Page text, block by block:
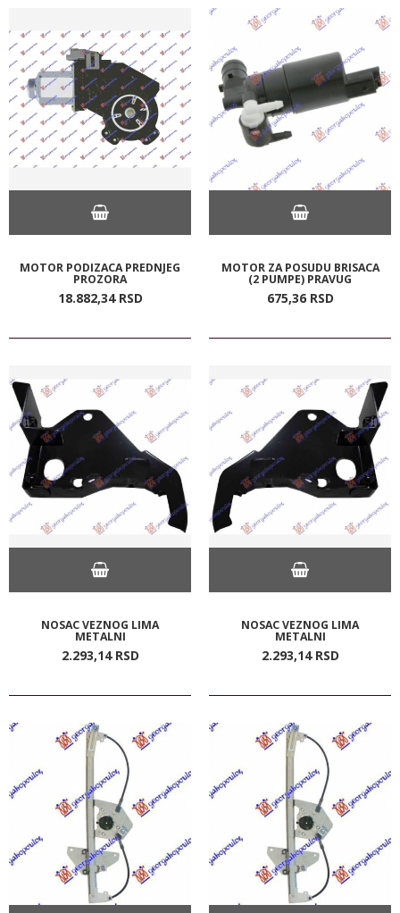
MOTOR PODIZACA PREDNJEG
PROZORA
18.882,34 RSD
MOTOR ZA POSUDU BRISACA
(2 PUMPE) PRAVUG
675,36 RSD
NOSAC VEZNOG LIMA
METALNI
2.293,14 RSD
NOSAC VEZNOG LIMA
METALNI
2.293,14 RSD